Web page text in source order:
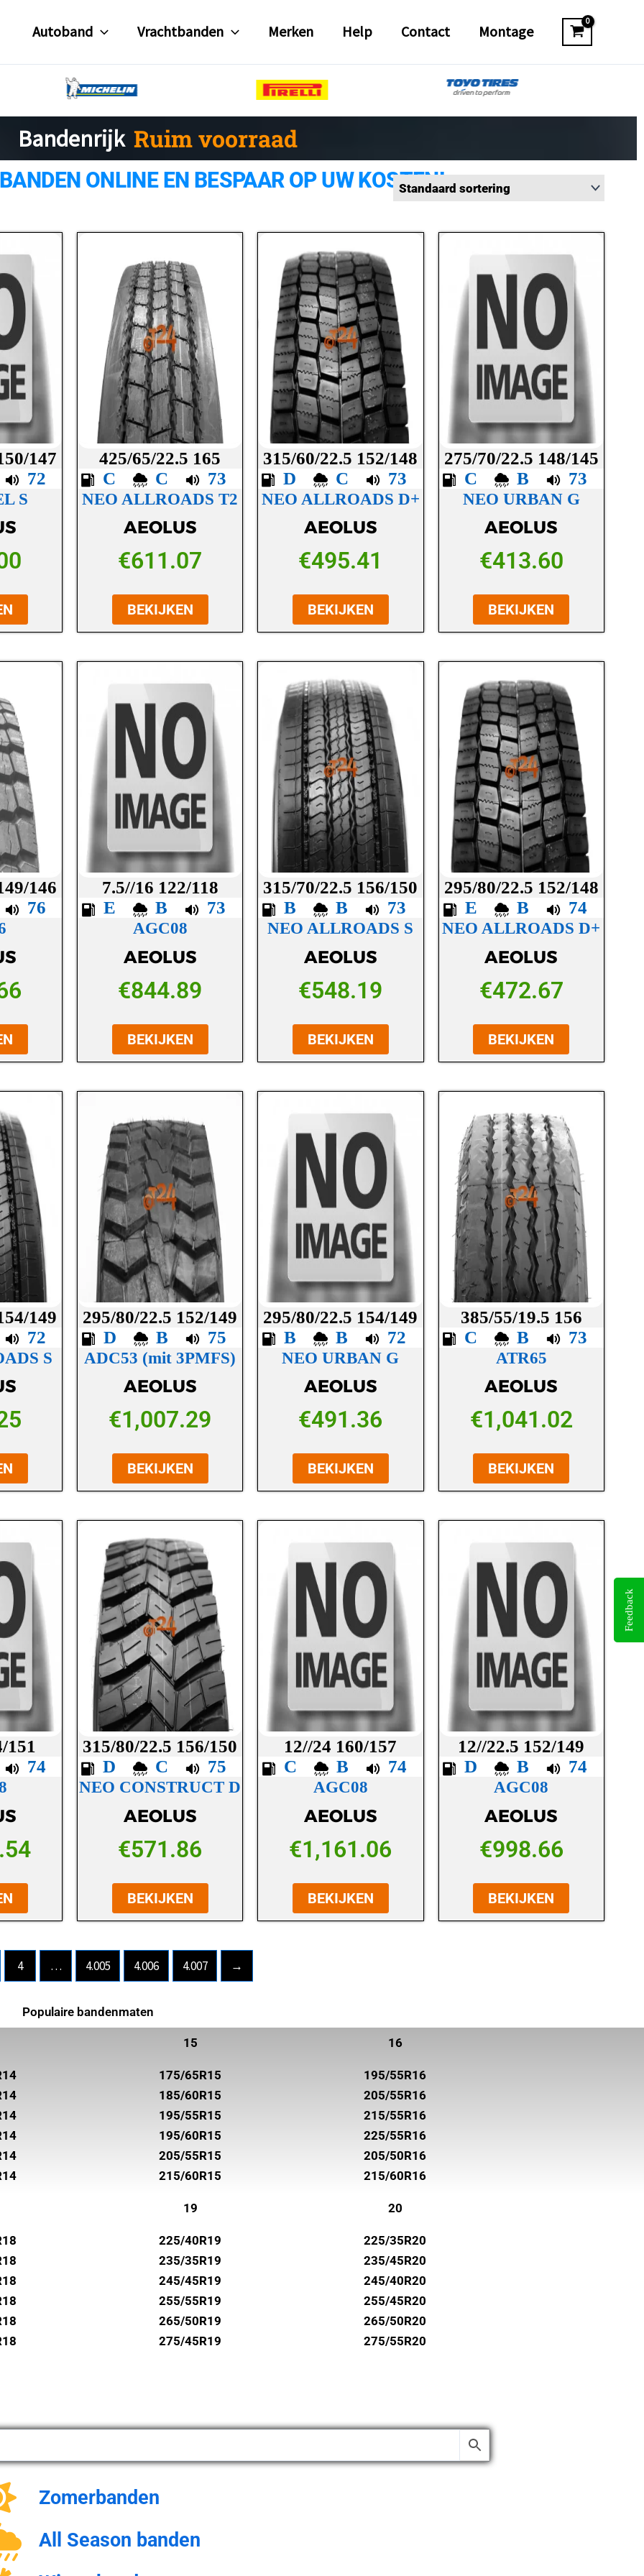
Autoband Vrachtbanden Merken Help Contact Montage
Bandenrijk
Ruim voorraad
Gratis verzending
ONLINE EN BESPAAR OP UW KOSTEN!
147
72
S
425/65/22.5 165
C
C 73
NEO ALLROADS T2
AEOLUS
€611.07
BEKIJKEN
315/60/22.5 152/148
D
C 73
NEO ALLROADS D+
AEOLUS
€495.41
BEKIJKEN
275/70/22.5 148/145
C
B 73
NEO URBAN G
AEOLUS
€413.60
BEKIJKEN
146
76
7.5//16 122/118
E
B 73
AGC08
AEOLUS
€844.89
BEKIJKEN
315/70/22.5 156/150
B
B 73
NEO ALLROADS S
AEOLUS
€548.19
BEKIJKEN
295/80/22.5 152/148
E
B 74
NEO ALLROADS D+
AEOLUS
€472.67
BEKIJKEN
149
72
S
295/80/22.5 152/149
D
B 75
ADC53 (mit 3PMFS)
AEOLUS
€1,007.29
BEKIJKEN
295/80/22.5 154/149
B
B 72
NEO URBAN G
AEOLUS
€491.36
BEKIJKEN
385/55/19.5 156
C
B 73
ATR65
AEOLUS
€1,041.02
BEKIJKEN
151
74
315/80/22.5 156/150
D
C 75
NEO CONSTRUCT D
AEOLUS
€571.86
BEKIJKEN
12//24 160/157
C
B 74
AGC08
AEOLUS
€1,161.06
BEKIJKEN
12//22.5 152/149
D
B 74
AGC08
AEOLUS
€998.66
BEKIJKEN
4 … 4.005 4.006 4.007 →
Populaire bandenmaten
15
175/65R15
185/60R15
195/55R15
195/60R15
205/55R15
215/60R15
16
195/55R16
205/55R16
215/55R16
225/55R16
205/50R16
215/60R16
19
225/40R19
235/35R19
245/45R19
255/55R19
265/50R19
275/45R19
20
225/35R20
235/45R20
245/40R20
255/45R20
265/50R20
275/55R20
Zomerbanden
All Season banden
Feedback